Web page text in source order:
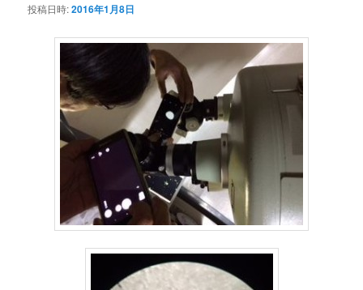
投稿日時:2016年1月8日